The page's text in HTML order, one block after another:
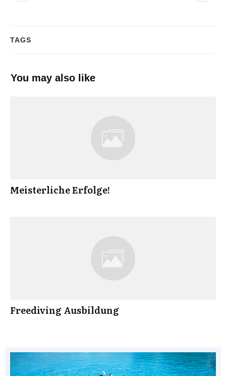
TAGS
You may also like
Meisterliche Erfolge!
Freediving Ausbildung